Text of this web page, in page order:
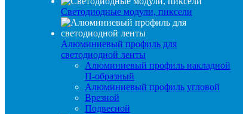
Светодиодные модули, пиксели
Алюминиевый профиль для
светодиодной ленты
Алюминиевый профиль накладной
П-образный
Алюминиевый профиль угловой
Врезной
Подвесной